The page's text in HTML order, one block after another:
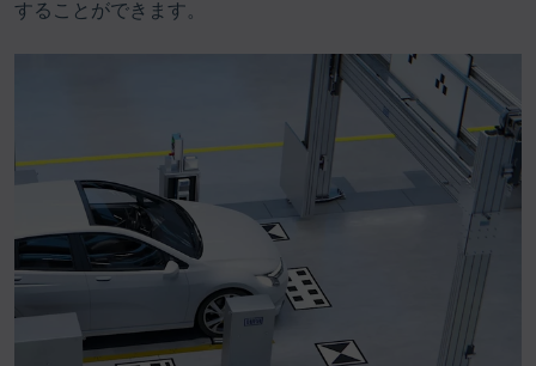
することができます。